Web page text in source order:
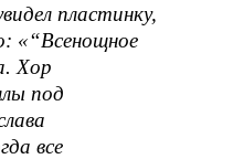
пластинку,
«“Всенощное
Хор
под
все